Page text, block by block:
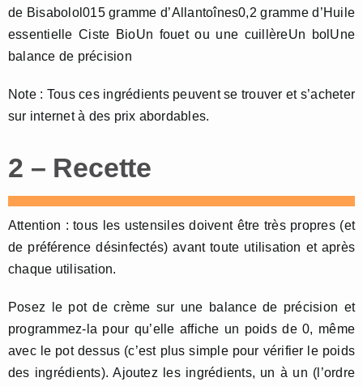
de Bisabolol015 gramme d’Allantoînes0,2 gramme d’Huile
essentielle Ciste BioUn fouet ou une cuillèreUn bolUne
balance de précision
Note : Tous ces ingrédients peuvent se trouver et s’acheter
sur internet à des prix abordables.
2 – Recette
Attention : tous les ustensiles doivent être très propres (et
de préférence désinfectés) avant toute utilisation et après
chaque utilisation.
Posez le pot de crème sur une balance de précision et
programmez-la pour qu’elle affiche un poids de 0, même
avec le pot dessus (c’est plus simple pour vérifier le poids
des ingrédients). Ajoutez les ingrédients, un à un (l’ordre